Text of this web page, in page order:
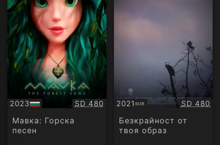
2023
БГ
аудио
Качество:
SD 480
Мавка: Горска
песен
2021 SUB
Субтитри SD 480
Безкрайност от
твоя образ